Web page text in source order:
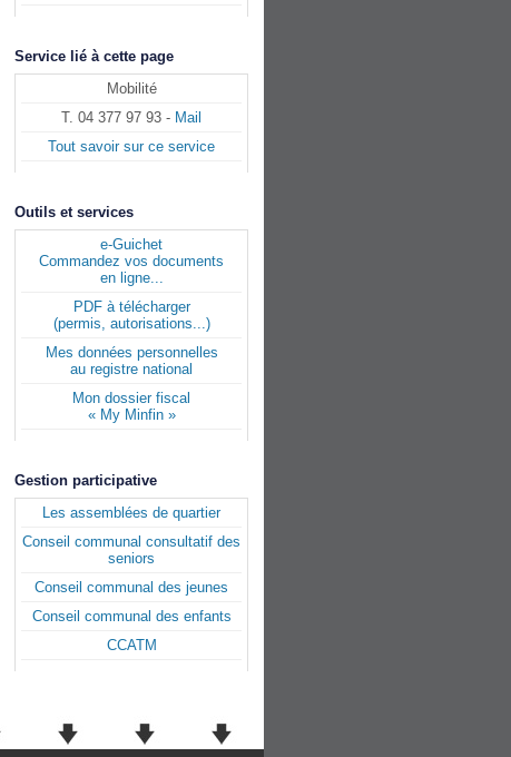
Service lié à cette page
Mobilité
T. 04 377 97 93 - Mail
Tout savoir sur ce service
Outils et services
e-Guichet
Commandez vos documents
en ligne...
PDF à télécharger
(permis, autorisations...)
Mes données personnelles
au registre national
Mon dossier fiscal
« My Minfin »
Gestion participative
Les assemblées de quartier
Conseil communal consultatif des
seniors
Conseil communal des jeunes
Conseil communal des enfants
CCATM